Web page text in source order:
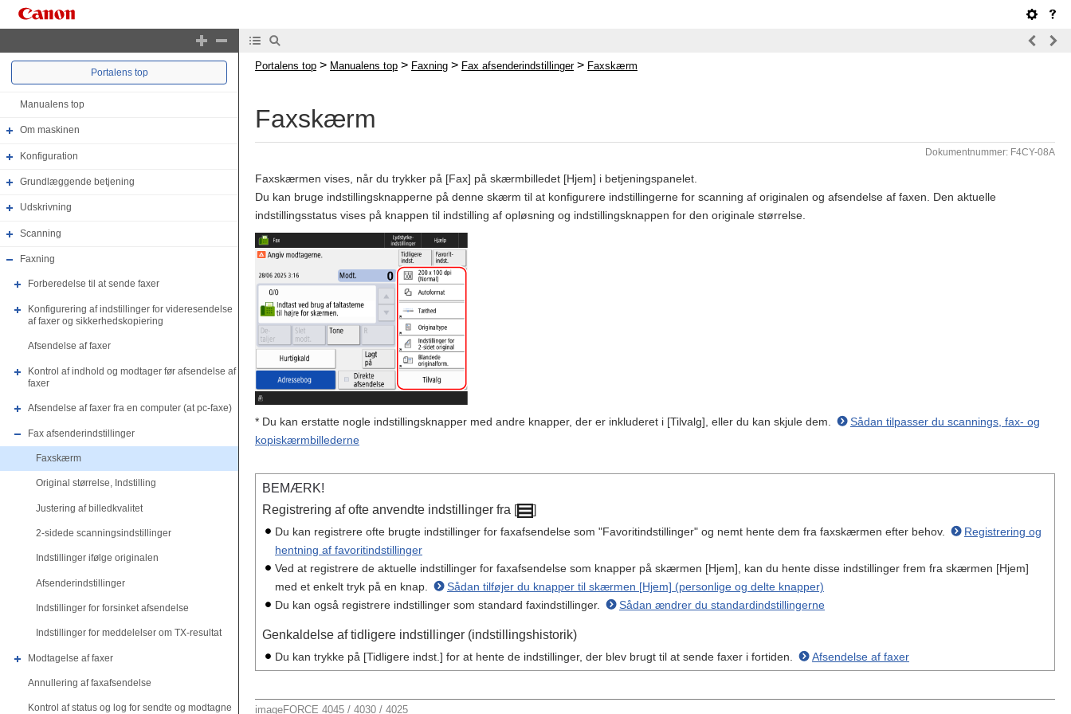
Portalens top
Manualens top
Om maskinen
Konfiguration
Grundlæggende betjening
Udskrivning
Scanning
Faxning
Forberedelse til at sende faxer
Konfigurering af indstillinger for videresendelse
af faxer og sikkerhedskopiering
Afsendelse af faxer
Kontrol af indhold og modtager før afsendelse af
faxer
Afsendelse af faxer fra en computer (at pc-faxe)
Fax afsenderindstillinger
Faxskærm
Original størrelse, Indstilling
Justering af billedkvalitet
2-sidede scanningsindstillinger
Indstillinger ifølge originalen
Afsenderindstillinger
Indstillinger for forsinket afsendelse
Indstillinger for meddelelser om TX-resultat
Modtagelse af faxer
Annullering af faxafsendelse
Kontrol af status og log for sendte og modtagne
Portalens top > Manualens top > Faxning > Fax afsenderindstillinger> Faxskærm
Faxskærm
Dokumentnummer: F4CY-08A
Faxskærmen vises, når du trykker på [Fax] på skærmbilledet [Hjem] i betjeningspanelet.
Du kan bruge indstillingsknapperne på denne skærm til at konfigurere indstillingerne for scanning af originalen og afsendelse af faxen. Den aktuelle
indstillingsstatus vises på knappen til indstilling af opløsning og indstillingsknappen for den originale størrelse.
* Du kan erstatte nogle indstillingsknapper med andre knapper, der er inkluderet i [Tilvalg], eller du kan skjule dem.
Sådan tilpasser du scannings, fax- og
kopiskærmbillederne
BEMÆRK!
Registrering af ofte anvendte indstillinger fra [
]
Du kan registrere ofte brugte indstillinger for faxafsendelse som "Favoritindstillinger" og nemt hente dem fra faxskærmen efter behov.
Registrering og
hentning af favoritindstillinger
Ved at registrere de aktuelle indstillinger for faxafsendelse som knapper på skærmen [Hjem], kan du hente disse indstillinger frem fra skærmen [Hjem]
med et enkelt tryk på en knap.
Sådan tilføjer du knapper til skærmen [Hjem] (personlige og delte knapper)
Du kan også registrere indstillinger som standard faxindstillinger.
Sådan ændrer du standardindstillingerne
Genkaldelse af tidligere indstillinger (indstillingshistorik)
Du kan trykke på [Tidligere indst.] for at hente de indstillinger, der blev brugt til at sende faxer i fortiden. Afsendelse af faxer
imageFORCE 4045 / 4030 / 4025